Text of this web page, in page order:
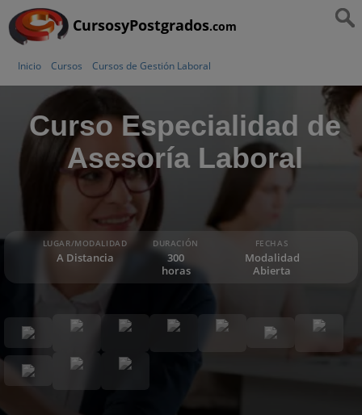
CursosyPostgrados.com
Inicio Cursos Cursos de Gestión Laboral
Curso Especialidad de
Asesoría Laboral
LUGAR/MODALIDAD
A Distancia
DURACIÓN
300
horas
FECHAS
Modalidad
Abierta